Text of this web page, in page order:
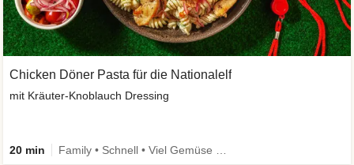
Chicken Döner Pasta für die Nationalelf
mit Kräuter-Knoblauch Dressing
20 min